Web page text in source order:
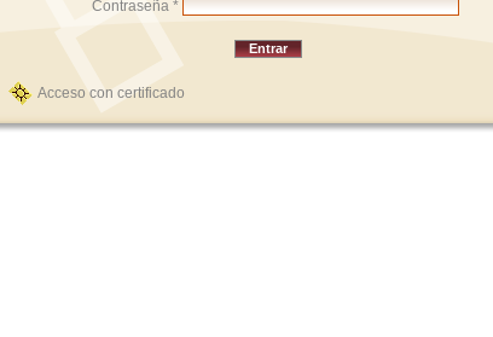
Contraseña *
Acceso con certificado